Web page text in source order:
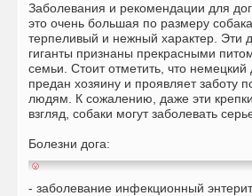
Заболевания и рекомендации для
это очень большая по размеру
терпеливый и нежный характер. Эти
гиганты признаны прекрасными
семьи. Стоит отметить, что немецкий
предан хозяину и проявляет заботу
людям. К сожалению, даже эти
взгляд, собаки могут заболевать
Болезни дога:
- заболевание инфекционный энтерит